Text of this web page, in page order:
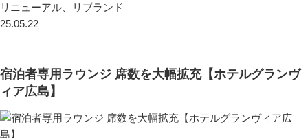
リニューアル、リブランド
25.05.22
宿泊者専用ラウンジ 席数を大幅拡充【ホテルグランヴ
ィア広島】